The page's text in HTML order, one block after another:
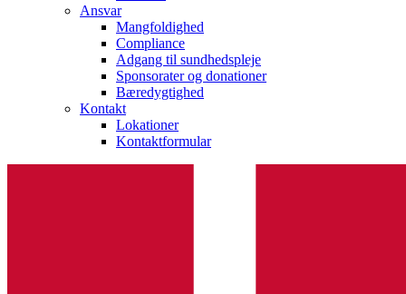
Ansvar
Mangfoldighed
Compliance
Adgang til sundhedspleje
Sponsorater og donationer
Bæredygtighed
Kontakt
Lokationer
Kontaktformular